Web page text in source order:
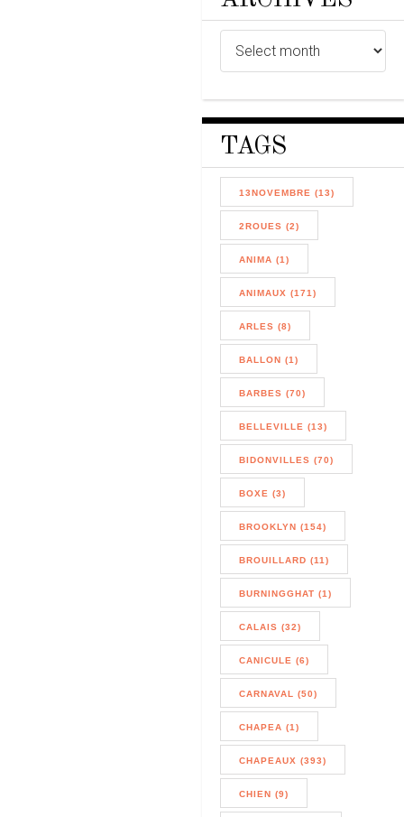
TAGS
13NOVEMBRE (13)
2ROUES (2)
ANIMA (1)
ANIMAUX (171)
ARLES (8)
BALLON (1)
BARBES (70)
BELLEVILLE (13)
BIDONVILLES (70)
BOXE (3)
BROOKLYN (154)
BROUILLARD (11)
BURNINGGHAT (1)
CALAIS (32)
CANICULE (6)
CARNAVAL (50)
CHAPEA (1)
CHAPEAUX (393)
CHIEN (9)